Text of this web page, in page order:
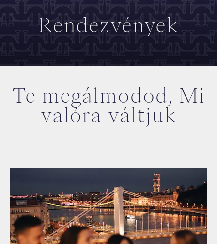
Rendezvények
Te megálmodod, Mi
valóra váltjuk